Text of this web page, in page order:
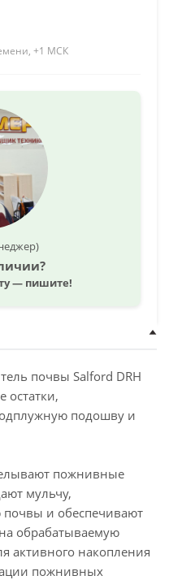
+1 МСК
— пишите!
почвы Salford DRH
остатки,
подошву и
пожнивные
мульчу,
и обеспечивают
обрабатываемую
активного накопления
пожнивных